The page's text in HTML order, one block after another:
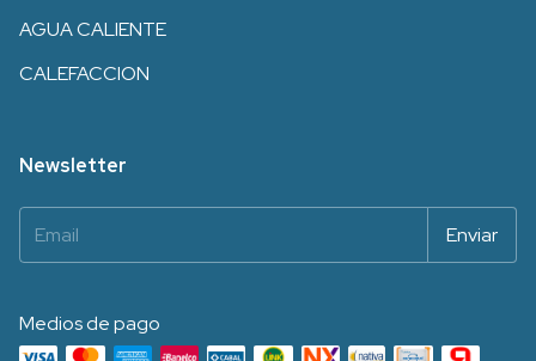
AGUA CALIENTE
CALEFACCION
Newsletter
Medios de pago